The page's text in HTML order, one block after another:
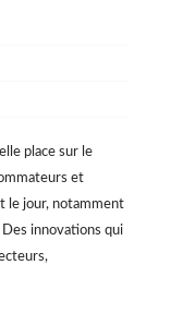
place sur le
et
le jour, notamment
innovations qui